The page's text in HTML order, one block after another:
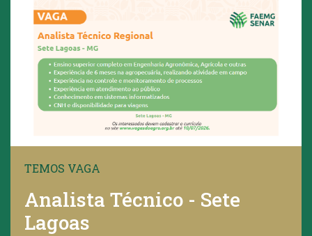
TEMOS VAGA
Analista Técnico - Sete
Lagoas